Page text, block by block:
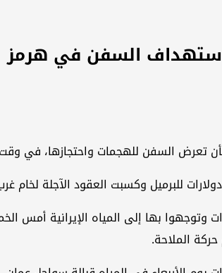
استهداف السفن في هرمز
السفن للهجمات واحتجازها، في وقت
وتوجهوا بها إلى المياه الإيرانية
الملاحة.